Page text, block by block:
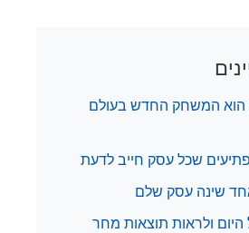
הוא המשחק החדש בעולם
שכל עסק חייב לדעת
שינה עסק שלם
היום ולראות תוצאות מחר